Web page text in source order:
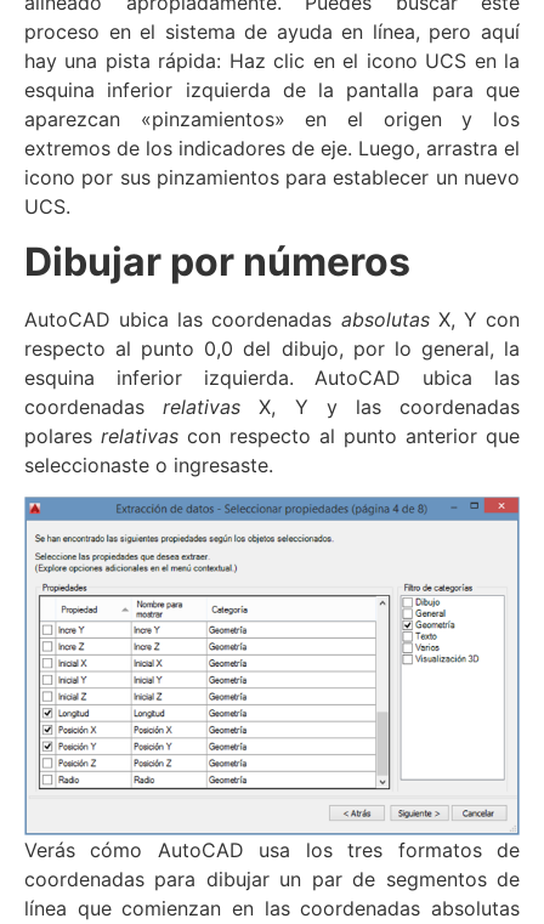
proceso en el sistema de ayuda en línea, pero aquí
hay una pista rápida: Haz clic en el icono UCS en la
esquina inferior izquierda de la pantalla para que
aparezcan «pinzamientos» en el origen y los
extremos de los indicadores de eje. Luego, arrastra el
icono por sus pinzamientos para establecer un nuevo
UCS.
Dibujar por números
AutoCAD ubica las coordenadas absolutasX, Y con
respecto al punto 0,0 del dibujo, por lo general, la
esquina inferior izquierda. AutoCAD ubica las
coordenadasrelativas X, Y y las coordenadas
polares relativas con respecto al punto anterior que
seleccionaste o ingresaste.
Verás cómo AutoCAD usa los tres formatos de
coordenadas para dibujar un par de segmentos de
línea que comienzan en las coordenadas absolutas